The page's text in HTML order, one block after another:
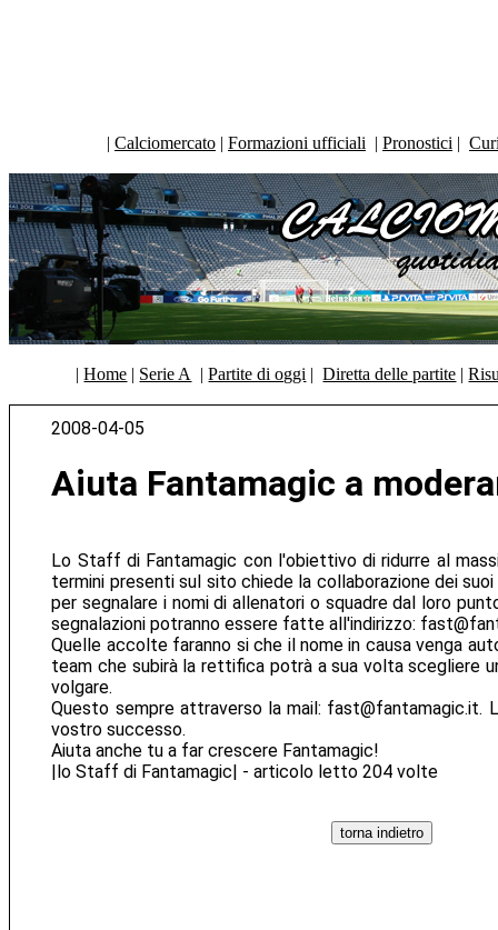
| Calciomercato | Formazioni ufficiali | Pronostici |
|Home | Serie A |Partite di oggi |Diretta delle partite |
2008-04-05
Aiuta Fantamagic a
Lo Staff di Fantamagic con l'obiettivo di ridurre al
termini presenti sul sito chiede la collaborazione dei
per segnalare i nomi di allenatori o squadre dal loro
segnalazioni potranno essere fatte all'indirizzo:
Quelle accolte faranno si che il nome in causa venga
team che subirà la rettifica potrà a sua volta scegliere
volgare.
Questo sempre attraverso la mail: fast@fantamagic.it.
vostro successo.
Aiuta anche tu a far crescere Fantamagic!
|lo Staff di Fantamagic| - articolo letto 204 volte